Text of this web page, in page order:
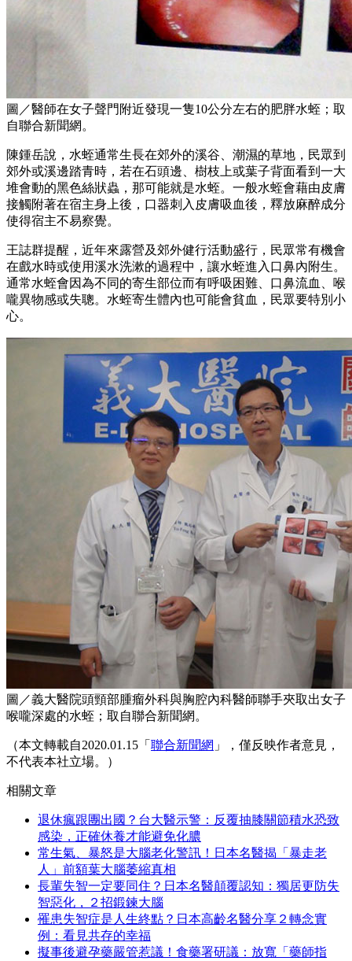
圖／醫師在女子聲門附近發現一隻10公分左右的肥胖水蛭；取
自聯合新聞網。
陳鍾岳說，水蛭通常生長在郊外的溪谷、潮濕的草地，民眾到
郊外或溪邊踏青時，若在石頭邊、樹枝上或葉子背面看到一大
堆會動的黑色絲狀蟲，那可能就是水蛭。一般水蛭會藉由皮膚
接觸附著在宿主身上後，口器刺入皮膚吸血後，釋放麻醉成分
使得宿主不易察覺。
王誌群提醒，近年來露營及郊外健行活動盛行，民眾常有機會
在戲水時或使用溪水洗漱的過程中，讓水蛭進入口鼻內附生。
通常水蛭會因為不同的寄生部位而有呼吸困難、口鼻流血、喉
嚨異物感或失聰。水蛭寄生體內也可能會貧血，民眾要特別小
心。
圖／義大醫院頭頸部腫瘤外科與胸腔內科醫師聯手夾取出女子
喉嚨深處的水蛭；取自聯合新聞網。
（本文轉載自2020.01.15「 聯合新聞網 」，僅反映作者意見，
不代表本社立場。）
相關文章
退休瘋跟團出國？台大醫示警：反覆抽膝關節積水恐致
感染，正確休養才能避免化膿
常生氣、暴怒是大腦老化警訊！日本名醫揭「暴走老
人」前額葉大腦萎縮真相
長輩失智一定要同住？日本名醫顛覆認知：獨居更防失
智惡化，２招鍛鍊大腦
罹患失智症是人生終點？日本高齡名醫分享２轉念實
例：看見共存的幸福
擬事後避孕藥嚴管惹議！食藥署研議：放寬「藥師指